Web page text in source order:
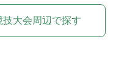
大会周辺で探す